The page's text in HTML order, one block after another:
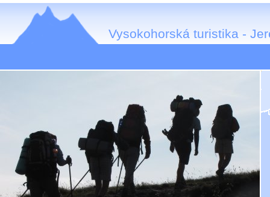
Vysokohorská turistika -